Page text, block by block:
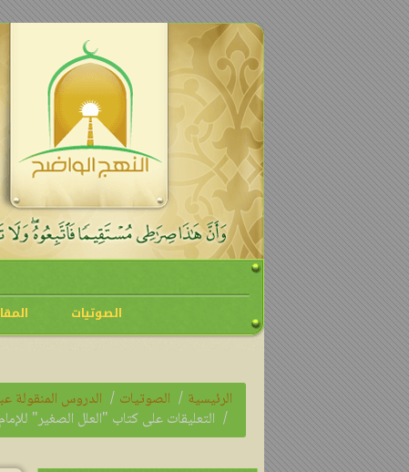
لقاء
الصوتيات
الرئيسية الصوتيات الدروس المنقولة
التعليقات على كتاب "العلل الصغير"